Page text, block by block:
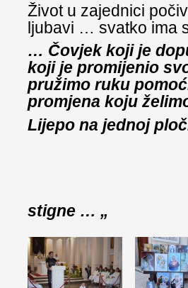
Život u zajednici
ljubavi … svatko ima
… Čovjek koji je
koji je promijenio
pružimo ruku
promjena koju
Lijepo na jednoj
stani,
Bogu
uz Božju
stigne … „